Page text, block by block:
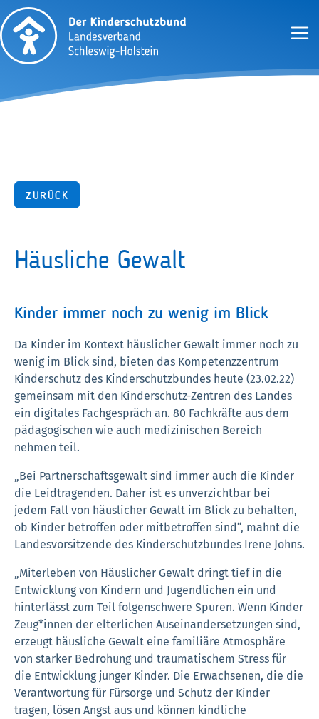
ZURÜCK
Häusliche Gewalt
Kinder immer noch zu wenig im Blick
Da Kinder im Kontext häuslicher Gewalt immer noch zu
wenig im Blick sind, bieten das Kompetenzzentrum
Kinderschutz des Kinderschutzbundes heute (23.02.22)
gemeinsam mit den Kinderschutz-Zentren des Landes
ein digitales Fachgespräch an. 80 Fachkräfte aus dem
pädagogischen wie auch medizinischen Bereich
nehmen teil.
„Bei Partnerschaftsgewalt sind immer auch die Kinder
die Leidtragenden. Daher ist es unverzichtbar bei
jedem Fall von häuslicher Gewalt im Blick zu behalten,
ob Kinder betroffen oder mitbetroffen sind“, mahnt die
Landesvorsitzende des Kinderschutzbundes Irene Johns.
„Miterleben von Häuslicher Gewalt dringt tief in die
Entwicklung von Kindern und Jugendlichen ein und
hinterlässt zum Teil folgenschwere Spuren. Wenn Kinder
Zeug*innen der elterlichen Auseinandersetzungen sind,
erzeugt häusliche Gewalt eine familiäre Atmosphäre
von starker Bedrohung und traumatischem Stress für
die Entwicklung junger Kinder. Die Erwachsenen, die die
Verantwortung für Fürsorge und Schutz der Kinder
tragen, lösen Angst aus und können kindliche